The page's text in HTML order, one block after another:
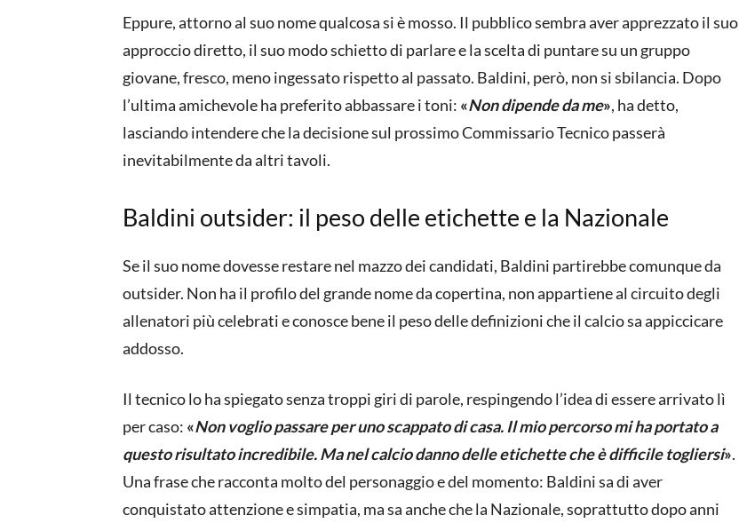
Eppure, attorno al suo nome qualcosa si è mosso. Il pubblico sembra aver apprezzato il suo
approccio diretto, il suo modo schietto di parlare e la scelta di puntare su un gruppo
giovane, fresco, meno ingessato rispetto al passato. Baldini, però, non si sbilancia. Dopo
l’ultima amichevole ha preferito abbassare i toni: «Non dipende da me», ha detto,
lasciando intendere che la decisione sul prossimo Commissario Tecnico passerà
inevitabilmente da altri tavoli.
Baldini outsider: il peso delle etichette e la Nazionale
Se il suo nome dovesse restare nel mazzo dei candidati, Baldini partirebbe comunque da
outsider. Non ha il profilo del grande nome da copertina, non appartiene al circuito degli
allenatori più celebrati e conosce bene il peso delle definizioni che il calcio sa appiccicare
addosso.
Il tecnico lo ha spiegato senza troppi giri di parole, respingendo l’idea di essere arrivato lì
per caso: «Non voglio passare per uno scappato di casa. Il mio percorso mi ha portato a
questo risultato incredibile. Ma nel calcio danno delle etichette che è difficile togliersi».
Una frase che racconta molto del personaggio e del momento: Baldini sa di aver
conquistato attenzione e simpatia, ma sa anche che la Nazionale, soprattutto dopo anni